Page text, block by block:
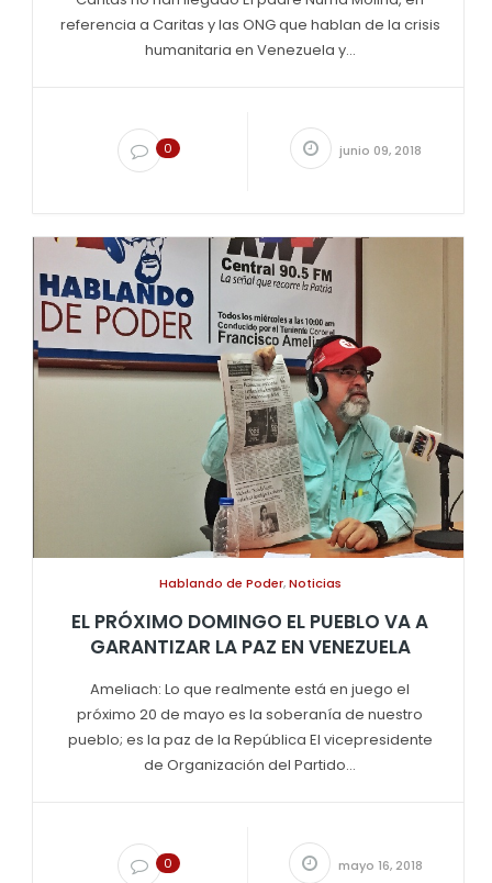
referencia a Caritas y las ONG que hablan de la crisis
humanitaria en Venezuela y...
0 junio 09, 2018
Hablando de Poder,Noticias
EL PRÓXIMO DOMINGO EL PUEBLO VA A
GARANTIZAR LA PAZ EN VENEZUELA
Ameliach: Lo que realmente está en juego el
próximo 20 de mayo es la soberanía de nuestro
pueblo; es la paz de la República El vicepresidente
de Organización del Partido...
0 mayo 16, 2018